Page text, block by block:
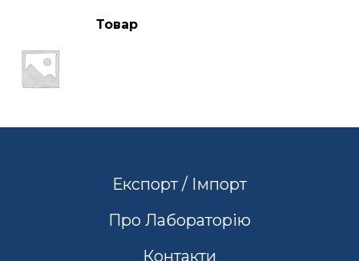
Товар
Експорт / Імпорт
Про Лабораторію
Контакти